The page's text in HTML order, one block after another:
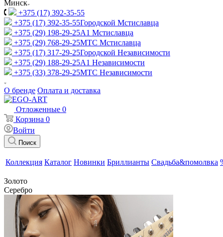
Минск
+375 (17) 392-35-55
+375 (17) 392-35-55Городской Мстиславца
+375 (29) 198-29-25A1 Мстиславца
+375 (29) 768-29-25МТС Мстиславца
+375 (17) 317-29-25Городской Независимости
+375 (29) 188-29-25A1 Независимости
+375 (33) 378-29-25МТС Независимости
О бренде Оплата и доставка
Отложенные 0
Корзина 0
Войти
Поиск
Коллекция Каталог Новинки Бриллианты Свадьба&помолвка
Золото
Серебро